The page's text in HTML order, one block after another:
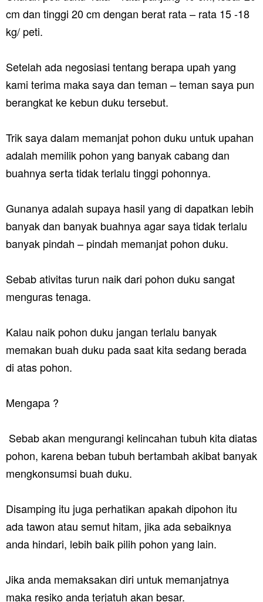
cm dan tinggi 20 cm dengan berat rata – rata 15 -18
kg/ peti.
Setelah ada negosiasi tentang berapa upah yang
kami terima maka saya dan teman – teman saya pun
berangkat ke kebun duku tersebut.
Trik saya dalam memanjat pohon duku untuk upahan
adalah memilik pohon yang banyak cabang dan
buahnya serta tidak terlalu tinggi pohonnya.
Gunanya adalah supaya hasil yang di dapatkan lebih
banyak dan banyak buahnya agar saya tidak terlalu
banyak pindah – pindah memanjat pohon duku.
Sebab ativitas turun naik dari pohon duku sangat
menguras tenaga.
Kalau naik pohon duku jangan terlalu banyak
memakan buah duku pada saat kita sedang berada
di atas pohon.
Mengapa ?
Sebab akan mengurangi kelincahan tubuh kita diatas
pohon, karena beban tubuh bertambah akibat banyak
mengkonsumsi buah duku.
Disamping itu juga perhatikan apakah dipohon itu
ada tawon atau semut hitam, jika ada sebaiknya
anda hindari, lebih baik pilih pohon yang lain.
Jika anda memaksakan diri untuk memanjatnya
maka resiko anda terjatuh akan besar.